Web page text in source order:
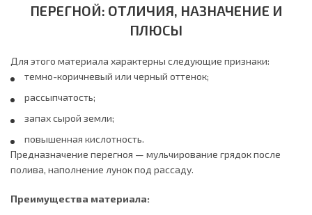
ПЕРЕГНОЙ: ОТЛИЧИЯ, НАЗНАЧЕНИЕ И
ПЛЮСЫ
Для этого материала характерны следующие признаки:
темно-коричневый или черный оттенок;
рассыпчатость;
запах сырой земли;
повышенная кислотность.
Предназначение перегноя — мульчирование грядок после
полива, наполнение лунок под рассаду.
Преимущества материала: